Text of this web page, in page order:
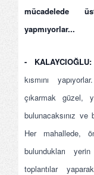
mücadelede
yapmıyorlar...
-
kısmını
çıkarmak güzel,
bulunacaksınız
Her mahallede,
bulundukları
toplantılar